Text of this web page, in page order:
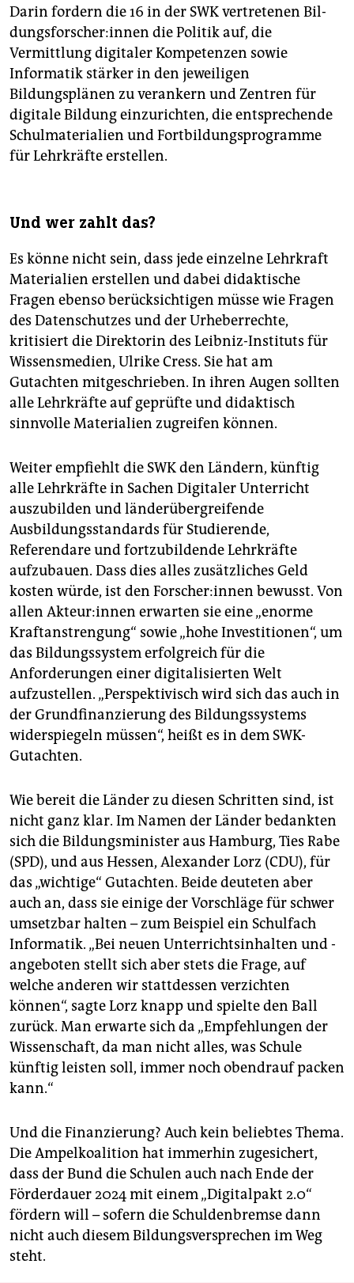
Darin fordern die 16 in der SWK vertretenen Bil­
dungs­for­sche­r:in­nen die Politik auf, die
Vermittlung digitaler Kompetenzen sowie
Informatik stärker in den jeweiligen
Bildungsplänen zu verankern und Zentren für
digitale Bildung einzurichten, die entsprechende
Schulmaterialien und Fortbildungsprogramme
für Lehrkräfte erstellen.
Und wer zahlt das?
Es könne nicht sein, dass jede einzelne Lehrkraft
Materialien erstellen und dabei didaktische
Fragen ebenso berücksichtigen müsse wie Fragen
des Datenschutzes und der Urheberrechte,
kritisiert die Direktorin des Leibniz-Instituts für
Wissensmedien, Ulrike Cress. Sie hat am
Gutachten mitgeschrieben. In ihren Augen sollten
alle Lehrkräfte auf geprüfte und didaktisch
sinnvolle Materialien zugreifen können.
Weiter empfiehlt die SWK den Ländern, künftig
alle Lehrkräfte in Sachen Digitaler Unterricht
auszubilden und länderübergreifende
Ausbildungsstandards für Studierende,
Referendare und fortzubildende Lehrkräfte
aufzubauen. Dass dies alles zusätzliches Geld
kosten würde, ist den For­sche­r:in­nen bewusst. Von
allen Ak­teu­r:in­nen erwarten sie eine „enorme
Kraftanstrengung“ sowie „hohe Investitionen“, um
das Bildungssystem erfolgreich für die
Anforderungen einer digitalisierten Welt
aufzustellen. „Perspektivisch wird sich das auch in
der Grundfinanzierung des Bildungssystems
widerspiegeln müssen“, heißt es in dem SWK-
Gutachten.
Wie bereit die Länder zu diesen Schritten sind, ist
nicht ganz klar. Im Namen der Länder bedankten
sich die Bildungsminister aus Hamburg, Ties Rabe
(SPD), und aus Hessen, Alexander Lorz (CDU), für
das „wichtige“ Gutachten. Beide deuteten aber
auch an, dass sie einige der Vorschläge für schwer
umsetzbar halten – zum Beispiel ein Schulfach
Informatik. „Bei neuen Unterrichtsinhalten und -
angeboten stellt sich aber stets die Frage, auf
welche anderen wir stattdessen verzichten
können“, sagte Lorz knapp und spielte den Ball
zurück. Man erwarte sich da „Empfehlungen der
Wissenschaft, da man nicht alles, was Schule
künftig leisten soll, immer noch obendrauf packen
kann.“
Und die Finanzierung? Auch kein beliebtes Thema.
Die Ampelkoalition hat immerhin zugesichert,
dass der Bund die Schulen auch nach Ende der
Förderdauer 2024 mit einem „Digitalpakt 2.0“
fördern will – sofern die Schuldenbremse dann
nicht auch diesem Bildungsversprechen im Weg
steht.